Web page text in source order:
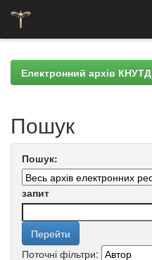
navigationЕлектронний архів КНУТД
Пошук
Пошук:
запит
Поточні фільтри: